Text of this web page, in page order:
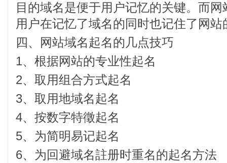
目的域名是便于用户记忆的关键。而
用户在记忆了域名的同时也记住了网站
四、网站域名起名的几点技巧
1、根据网站的专业性起名
2、取用组合方式起名
3、取用地域名起名
4、按数字特徵起名
5、为简明易记起名
6、为回避域名註册时重名的起名方法